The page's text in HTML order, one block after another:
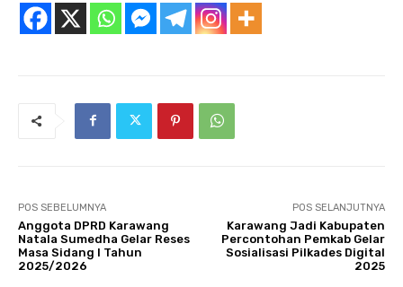
POS SEBELUMNYA
Anggota DPRD Karawang
Natala Sumedha Gelar Reses
Masa Sidang I Tahun
2025/2026
POS SELANJUTNYA
Karawang Jadi Kabupaten
Percontohan Pemkab Gelar
Sosialisasi Pilkades Digital
2025